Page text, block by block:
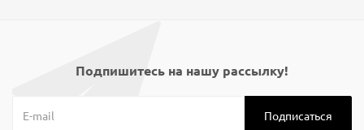
Подпишитесь на нашу рассылку!